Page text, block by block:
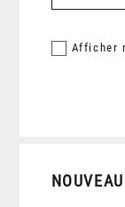
Afficher